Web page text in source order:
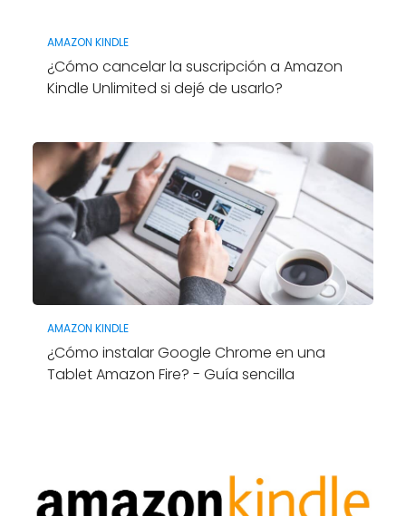
AMAZON KINDLE
¿Cómo cancelar la suscripción a Amazon
Kindle Unlimited si dejé de usarlo?
AMAZON KINDLE
¿Cómo instalar Google Chrome en una
Tablet Amazon Fire? - Guía sencilla